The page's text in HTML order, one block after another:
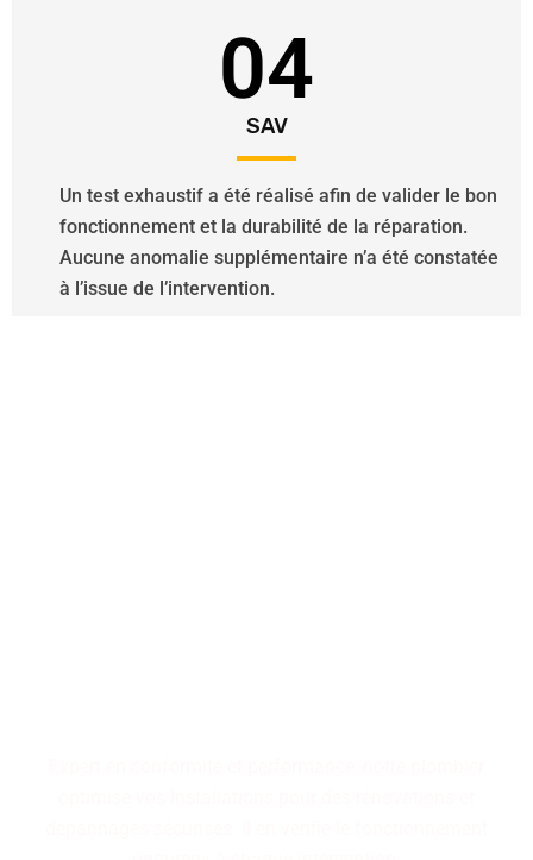
04
SAV
Un test exhaustif a été réalisé afin de valider le bon
fonctionnement et la durabilité de la réparation.
Aucune anomalie supplémentaire n’a été constatée
à l’issue de l’intervention.